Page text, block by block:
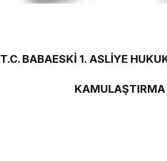
T.C. BABAESKİ 1. ASLİYE
KAMULAŞTIRMA